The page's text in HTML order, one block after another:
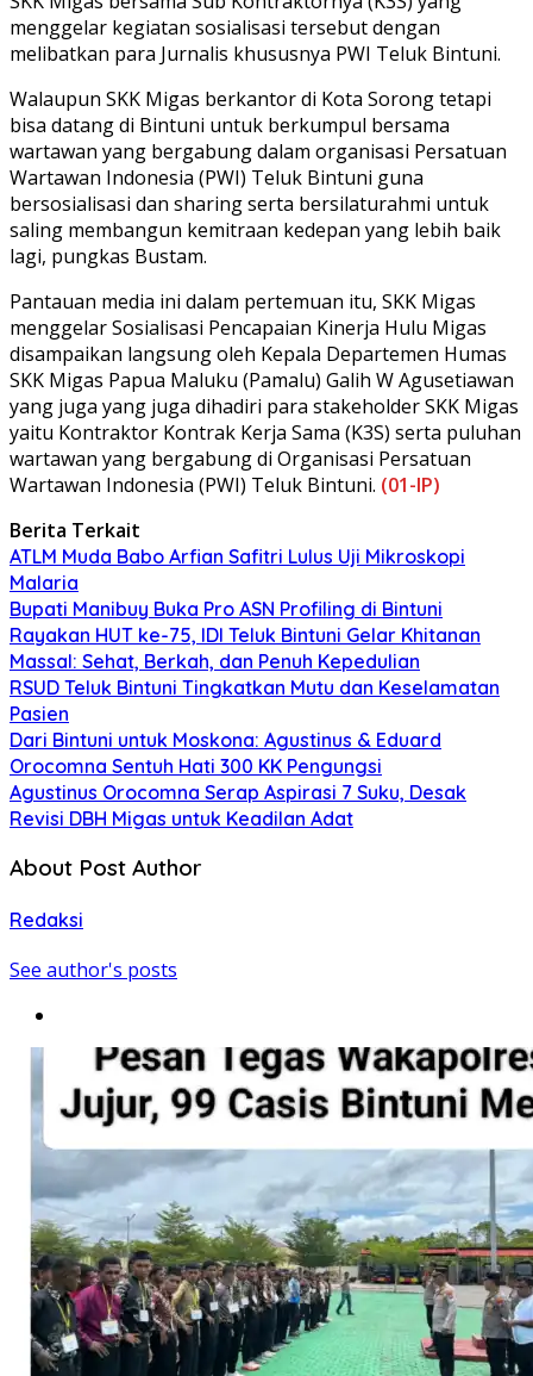
menggelar kegiatan sosialisasi tersebut dengan
melibatkan para Jurnalis khususnya PWI Teluk Bintuni.
Walaupun SKK Migas berkantor di Kota Sorong tetapi
bisa datang di Bintuni untuk berkumpul bersama
wartawan yang bergabung dalam organisasi Persatuan
Wartawan Indonesia (PWI) Teluk Bintuni guna
bersosialisasi dan sharing serta bersilaturahmi untuk
saling membangun kemitraan kedepan yang lebih baik
lagi, pungkas Bustam.
Pantauan media ini dalam pertemuan itu, SKK Migas
menggelar Sosialisasi Pencapaian Kinerja Hulu Migas
disampaikan langsung oleh Kepala Departemen Humas
SKK Migas Papua Maluku (Pamalu) Galih W Agusetiawan
yang juga yang juga dihadiri para stakeholder SKK Migas
yaitu Kontraktor Kontrak Kerja Sama (K3S) serta puluhan
wartawan yang bergabung di Organisasi Persatuan
Wartawan Indonesia (PWI) Teluk Bintuni. (01-IP)
Berita Terkait
ATLM Muda Babo Arfian Safitri Lulus Uji Mikroskopi
Malaria
Bupati Manibuy Buka Pro ASN Profiling di Bintuni
Rayakan HUT ke-75, IDI Teluk Bintuni Gelar Khitanan
Massal: Sehat, Berkah, dan Penuh Kepedulian
RSUD Teluk Bintuni Tingkatkan Mutu dan Keselamatan
Pasien
Dari Bintuni untuk Moskona: Agustinus & Eduard
Orocomna Sentuh Hati 300 KK Pengungsi
Agustinus Orocomna Serap Aspirasi 7 Suku, Desak
Revisi DBH Migas untuk Keadilan Adat
About Post Author
Redaksi
See author's posts